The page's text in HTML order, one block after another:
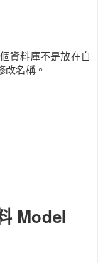
資料庫不是放在自
名稱。
Model